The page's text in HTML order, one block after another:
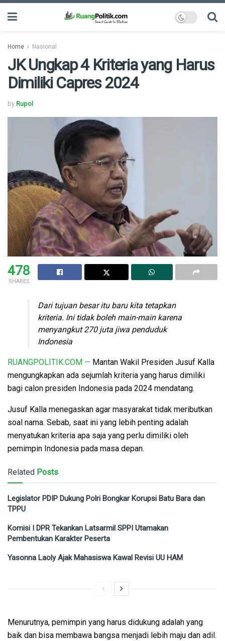
Home Nasional
JK Ungkap 4 Kriteria yang Harus
Dimiliki Capres 2024
by Rupol
478
SHARES
Dari tujuan besar itu baru kita tetapkan
kriteria. Ini tidak boleh main-main karena
menyangkut 270 juta jiwa penduduk
Indonesia
RUANGPOLITIK.COM — Mantan Wakil Presiden Jusuf Kalla
mengungkapkan ada sejumlah kriteria yang harus dimiliki
bagi calon presiden Indonesia pada 2024 mendatang.
Jusuf Kalla menegaskan agar masyarakat tidak meributkan
soal nama. Sebab, saat ini yang lebih penting adalah
menyatukan kriteria apa saja yang perlu dimiliki oleh
pemimpin Indonesia pada masa depan.
Related Posts
Legislator PDIP Dukung Polri Bongkar Korupsi Batu Bara dan
TPPU
Komisi I DPR Tekankan Latsarmil SPPI Utamakan
Pembentukan Karakter Peserta
Yasonna Laoly Ajak Mahasiswa Kawal Revisi UU HAM
Menurutnya, pemimpin yang harus didukung adalah yang
baik dan bisa membawa bangsa menjadi lebih maju dan adil.